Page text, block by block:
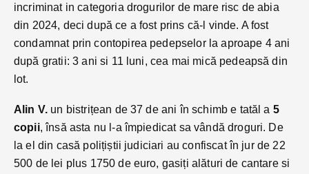
incriminat in categoria drogurilor de mare risc de abia
din 2024, deci după ce a fost prins că-l vinde. A fost
condamnat prin contopirea pedepselor la aproape 4 ani
după gratii: 3 ani si 11 luni, cea mai mică pedeapsă din
lot.
Alin V. un bistrițean de 37 de ani în schimb e tatăl a 5
copii, însă asta nu l-a împiedicat sa vândă droguri. De
la el din casă polițiștii judiciari au confiscat în jur de 22
500 de lei plus 1750 de euro, gasiți alături de cantare si